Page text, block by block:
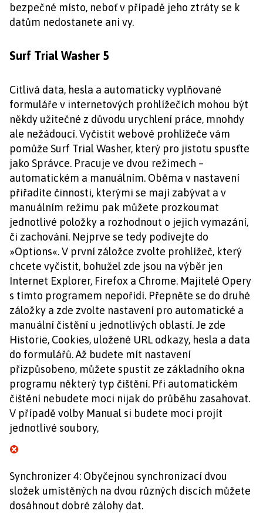
bezpečné místo, neboť v případě jeho ztráty se k
datům nedostanete ani vy.
Surf Trial Washer 5
Citlivá data, hesla a automaticky vyplňované
formuláře v internetových prohlížečích mohou být
někdy užitečné z důvodu urychlení práce, mnohdy
ale nežádoucí. Vyčistit webové prohlížeče vám
pomůže Surf Trial Washer, který pro jistotu spusťte
jako Správce. Pracuje ve dvou režimech –
automatickém a manuálním. Oběma v nastavení
přiřadíte činnosti, kterými se mají zabývat a v
manuálním režimu pak můžete prozkoumat
jednotlivé položky a rozhodnout o jejich vymazání,
či zachování. Nejprve se tedy podívejte do
»Options«. V první záložce zvolte prohlížeč, který
chcete vyčistit, bohužel zde jsou na výběr jen
Internet Explorer, Firefox a Chrome. Majitelé Opery
s tímto programem nepořídí. Přepněte se do druhé
záložky a zde zvolte nastavení pro automatické a
manuální čistění u jednotlivých oblastí. Je zde
Historie, Cookies, uložené URL odkazy, hesla a data
do formulářů. Až budete mít nastavení
přizpůsobeno, můžete spustit ze základního okna
programu některý typ čištění. Při automatickém
čištění nebudete moci nijak do průběhu zasahovat.
V případě volby Manual si budete moci projít
jednotlivé soubory,
Synchronizer 4: Obyčejnou synchronizací dvou
složek umístěných na dvou různých discích můžete
dosáhnout dobré zálohy dat.